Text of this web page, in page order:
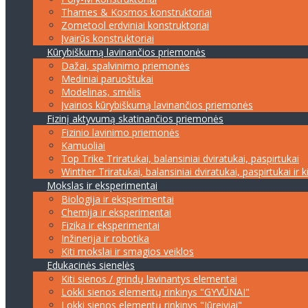
Thames & Kosmos konstruktoriai
Zometool erdviniai konstruktoriai
Įvairūs konstruktoriai
Kūrybiškumą lavinančios priemonės
Dažai, spalvinimo priemonės
Mediniai paruoštukai
Modelinas, smėlis
Įvairios kūrybiškumą lavinančios priemonės
Fizinį aktyvumą skatinančios priemonės
Fizinio lavinimo priemonės
Kamuoliai
Top Trike Triratukai, balansiniai dviratukai, paspirtukai
Winther Triratukai, balansiniai dviratukai, paspirtukai ir
Mokslas ir eksperimentai
Biologija ir eksperimentai
Chemija ir eksperimentai
Fizika ir eksperimentai
Inžinerija ir robotika
Kiti mokslai ir smagios veiklos
Edukacinės sienelės
Kiti sienos / grindų lavinantys elementai
Lokki sienos elementų rinkinys "GYVŪNAI"
Lokki sienos elementų rinkinys "Jūreiviai"